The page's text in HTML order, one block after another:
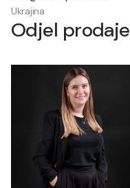
Ukrajina
Odjel prodaje